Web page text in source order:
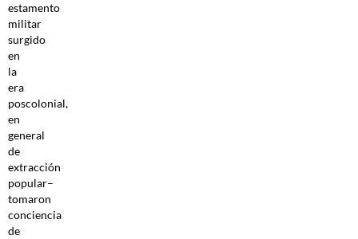
estamento
militar
surgido
en
la
era
poscolonial,
en
general
de
extracción
popular–
tomaron
conciencia
de